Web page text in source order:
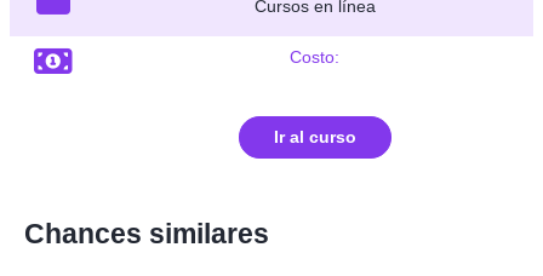
Cursos en línea
Costo:
Ir al curso
Chances similares